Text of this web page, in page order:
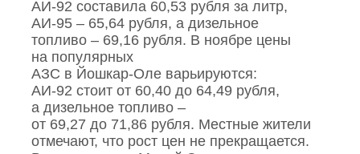
АИ‑92 составила 60,53 рубля за литр,
АИ‑95 – 65,64 рубля, а дизельное
топливо – 69,16 рубля. В ноябре цены
на популярных
АЗС в Йошкар‑Оле варьируются:
АИ‑92 стоит от 60,40 до 64,49 рубля,
а дизельное топливо –
от 69,27 до 71,86 рубля. Местные жители
отмечают, что рост цен не прекращается.